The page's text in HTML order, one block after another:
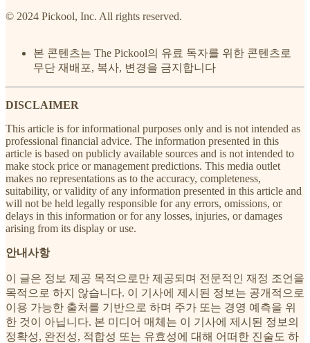
© 2024 Pickool, Inc. All rights reserved.
본 콘텐츠는 The Pickool의 유료 독자를 위한 콘텐츠로
무단 재배포, 복사, 변경을 금지합니다
DISCLAIMER
This article is for informational purposes only and is not intended as
professional financial advice. The information presented in this
article is based on publicly available sources and is not intended to
make stock price or management predictions. This media outlet
makes no representations as to the accuracy, completeness,
suitability, or validity of any information presented in this article and
will not be held legally responsible for any errors, omissions, or
delays in this information or for any losses, injuries, or damages
arising from its display or use.
안내사항
이 글은 정보 제공 목적으로만 제공되며 전문적인 재정 조언을
목적으로 하지 않습니다. 이 기사에 제시된 정보는 공개적으로
이용 가능한 출처를 기반으로 하며 주가 또는 경영 예측을 위
한 것이 아닙니다. 본 미디어 매체는 이 기사에 제시된 정보의
정확성, 완전성, 적합성 또는 유효성에 대해 어떠한 진술도 하